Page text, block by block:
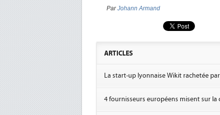
ParJohann Armand
ARTICLES
La start-up lyonnaise Wikit rachetée
4 fournisseurs européens misent sur